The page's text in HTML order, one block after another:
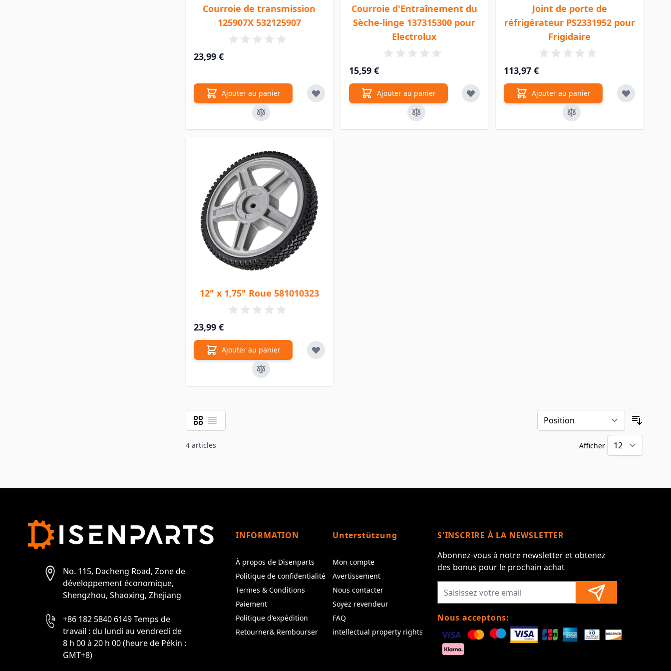
Courroie de transmission
125907X 532125907
23,99 €
Ajouter au panier
Courroie d'Entraînement du
Sèche-linge 137315300 pour
Electrolux
15,59 €
Ajouter au panier
Joint de porte de
réfrigérateur PS2331952 pour
Frigidaire
113,97 €
Ajouter au panier
12" x 1,75" Roue 581010323
23,99 €
Ajouter au panier
Afficher en
GrilleListe
4 articles Afficher
No. 115, Dacheng Road, Zone de
développement économique,
Shengzhou, Shaoxing, Zhejiang
+86 182 5840 6149 Temps de
travail : du lundi au vendredi de
8 h 00 à 20 h 00 (heure de Pékin :
GMT+8)
INFORMATION
À propos de Disenparts
Politique de confidentialité
Termes & Conditions
Paiement
Politique d'expédition
Retourner& Rembourser
Unterstützung
Mon compte
Avertissement
Nous contacter
Soyez revendeur
FAQ
intellectual property rights
S'INSCRIRE À LA NEWSLETTER
Abonnez-vous à notre newsletter et obtenez
des bonus pour le prochain achat
Nous acceptons: